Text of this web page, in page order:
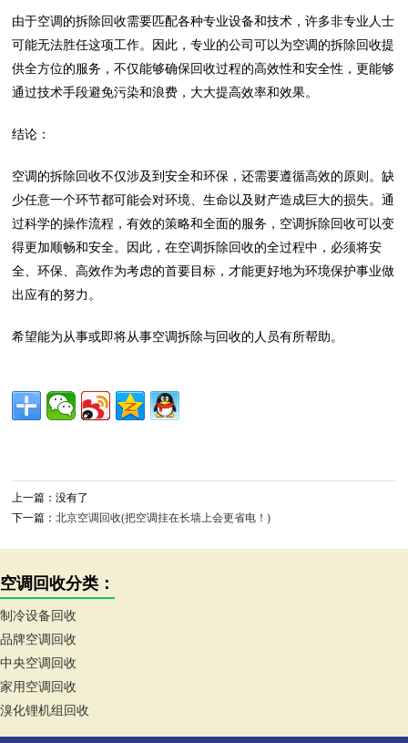
由于空调的拆除回收需要匹配各种专业设备和技术，许多非专业人士
可能无法胜任这项工作。因此，专业的公司可以为空调的拆除回收提
供全方位的服务，不仅能够确保回收过程的高效性和安全性，更能够
通过技术手段避免污染和浪费，大大提高效率和效果。
结论：
空调的拆除回收不仅涉及到安全和环保，还需要遵循高效的原则。缺
少任意一个环节都可能会对环境、生命以及财产造成巨大的损失。通
过科学的操作流程，有效的策略和全面的服务，空调拆除回收可以变
得更加顺畅和安全。因此，在空调拆除回收的全过程中，必须将安
全、环保、高效作为考虑的首要目标，才能更好地为环境保护事业做
出应有的努力。
希望能为从事或即将从事空调拆除与回收的人员有所帮助。
上一篇：没有了
下一篇：北京空调回收(把空调挂在长墙上会更省电！)
空调回收分类：
制冷设备回收
品牌空调回收
中央空调回收
家用空调回收
溴化锂机组回收